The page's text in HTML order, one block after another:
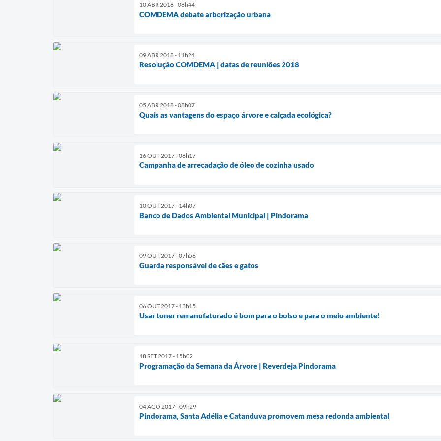
10 ABR 2018 - 08h44
COMDEMA debate arborização urbana
09 ABR 2018 - 11h24
Resolução COMDEMA | datas de reuniões 2018
05 ABR 2018 - 08h07
Quais as vantagens do espaço árvore e calçada ecológica?
16 OUT 2017 - 08h17
Campanha de arrecadação de óleo de cozinha usado
10 OUT 2017 - 14h07
Banco de Dados Ambiental Municipal | Pindorama
09 OUT 2017 - 07h56
Guarda responsável de cães e gatos
06 OUT 2017 - 13h15
Usar toner remanufaturado é bom para o bolso e para o meio ambiente!
18 SET 2017 - 15h02
Programação da Semana da Árvore | Reverdeja Pindorama
04 AGO 2017 - 09h29
Pindorama, Santa Adélia e Catanduva promovem mesa redonda ambiental